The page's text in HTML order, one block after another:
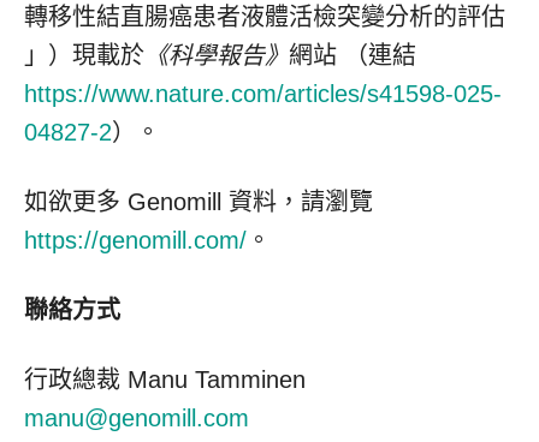
轉移性結直腸癌患者液體活檢突變分析的評估
」）現載於 《科學報告》 網站 （連結
https://www.nature.com/articles/s41598-025-
04827-2）。
如欲更多 Genomill 資料，請瀏覽
https://genomill.com/ 。
聯絡方式
行政總裁 Manu Tamminen
manu@genomill.com